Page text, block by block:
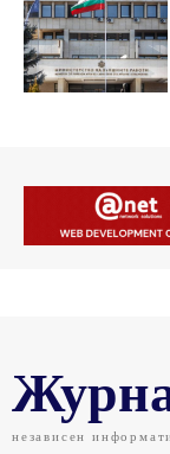
независен